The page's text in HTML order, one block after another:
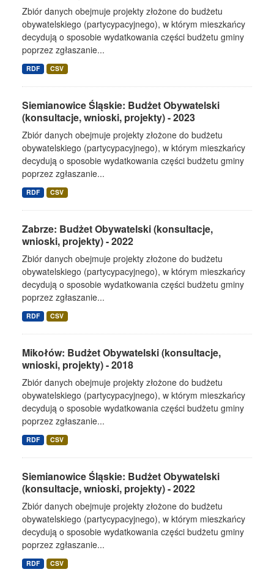
Zbiór danych obejmuje projekty złożone do budżetu
obywatelskiego (partycypacyjnego), w którym mieszkańcy
decydują o sposobie wydatkowania części budżetu gminy
poprzez zgłaszanie...
RDF CSV
Siemianowice Śląskie: Budżet Obywatelski
(konsultacje, wnioski, projekty) - 2023
Zbiór danych obejmuje projekty złożone do budżetu
obywatelskiego (partycypacyjnego), w którym mieszkańcy
decydują o sposobie wydatkowania części budżetu gminy
poprzez zgłaszanie...
RDF CSV
Zabrze: Budżet Obywatelski (konsultacje,
wnioski, projekty) - 2022
Zbiór danych obejmuje projekty złożone do budżetu
obywatelskiego (partycypacyjnego), w którym mieszkańcy
decydują o sposobie wydatkowania części budżetu gminy
poprzez zgłaszanie...
RDF CSV
Mikołów: Budżet Obywatelski (konsultacje,
wnioski, projekty) - 2018
Zbiór danych obejmuje projekty złożone do budżetu
obywatelskiego (partycypacyjnego), w którym mieszkańcy
decydują o sposobie wydatkowania części budżetu gminy
poprzez zgłaszanie...
RDF CSV
Siemianowice Śląskie: Budżet Obywatelski
(konsultacje, wnioski, projekty) - 2022
Zbiór danych obejmuje projekty złożone do budżetu
obywatelskiego (partycypacyjnego), w którym mieszkańcy
decydują o sposobie wydatkowania części budżetu gminy
poprzez zgłaszanie...
RDF CSV